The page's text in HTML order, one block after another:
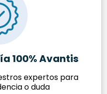
100% Avantis
expertos para
o duda